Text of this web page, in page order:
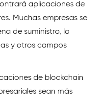
aplicaciones de
Muchas empresas se
de suministro, la
y otros campos
de blockchain
sean más